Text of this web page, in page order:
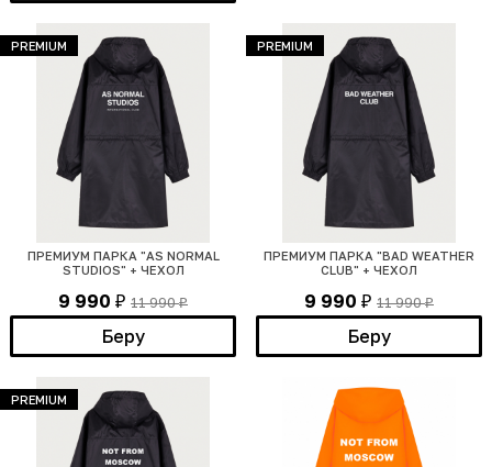
ПРЕМИУМ ПАРКА "AS NORMAL
STUDIOS" + ЧЕХОЛ
9 990 ₽ 11 990₽
Беру
PREMIUM
ПРЕМИУМ ПАРКА "BAD WEATHER
CLUB" + ЧЕХОЛ
9 990 ₽ 11 990₽
Беру
PREMIUM
PREMIUM